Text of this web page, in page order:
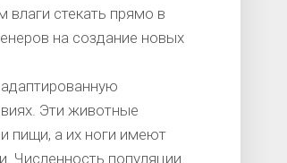
влаги стекать прямо в
на создание новых
Эти животные
пищи, а их ноги имеют
Численность популяции